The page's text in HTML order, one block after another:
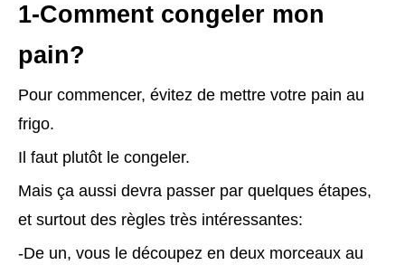
1-Comment congeler mon
pain?
Pour commencer, évitez de mettre votre pain au
frigo.
Il faut plutôt le congeler.
Mais ça aussi devra passer par quelques étapes,
et surtout des règles très intéressantes:
-De un, vous le découpez en deux morceaux au